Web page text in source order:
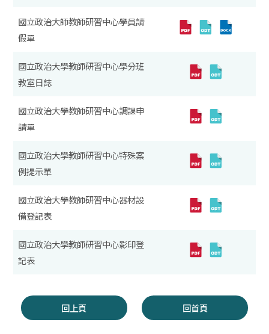
國立政治大師教師研習中心學員請
假單
國立政治大學教師研習中心學分班
教室日誌
國立政治大學教師研習中心調課申
請單
國立政治大學教師研習中心特殊案
例提示單
國立政治大學教師研習中心器材設
備登記表
國立政治大學教師研習中心影印登
記表
回上頁 回首頁